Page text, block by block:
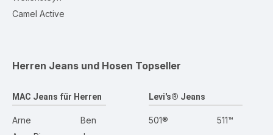
Camel Active
Herren Jeans und Hosen Topseller
MAC Jeans für Herren
Arne
Ben
Levi's® Jeans
501® 511™